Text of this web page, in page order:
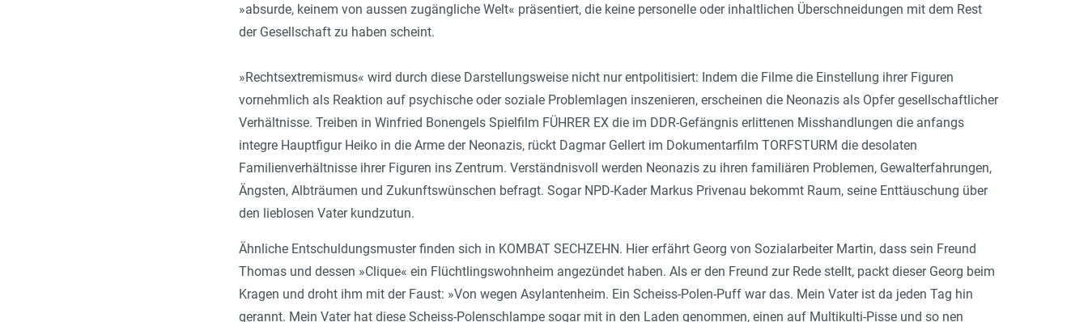
»absurde, keinem von aussen zugängliche Welt« präsentiert, die keine personelle oder inhaltlichen Überschneidungen mit dem Rest
der Gesellschaft zu haben scheint.
»Rechtsextremismus« wird durch diese Darstellungsweise nicht nur entpolitisiert: Indem die Filme die Einstellung ihrer Figuren
vornehmlich als Reaktion auf psychische oder soziale Problemlagen inszenieren, erscheinen die Neonazis als Opfer gesellschaftlicher
Verhältnisse. Treiben in Winfried Bonengels Spielfilm FÜHRER EX die im DDR-Gefängnis erlittenen Misshandlungen die anfangs
integre Hauptfigur Heiko in die Arme der Neonazis, rückt Dagmar Gellert im Dokumentarfilm TORFSTURM die desolaten
Familienverhältnisse ihrer Figuren ins Zentrum. Verständnisvoll werden Neonazis zu ihren familiären Problemen, Gewalterfahrungen,
Ängsten, Albträumen und Zukunftswünschen befragt. Sogar NPD-Kader Markus Privenau bekommt Raum, seine Enttäuschung über
den lieblosen Vater kundzutun.
Ähnliche Entschuldungsmuster finden sich in KOMBAT SECHZEHN. Hier erfährt Georg von Sozialarbeiter Martin, dass sein Freund
Thomas und dessen »Clique« ein Flüchtlingswohnheim angezündet haben. Als er den Freund zur Rede stellt, packt dieser Georg beim
Kragen und droht ihm mit der Faust: »Von wegen Asylantenheim. Ein Scheiss-Polen-Puff war das. Mein Vater ist da jeden Tag hin
gerannt. Mein Vater hat diese Scheiss-Polenschlampe sogar mit in den Laden genommen, einen auf Multikulti-Pisse und so nen